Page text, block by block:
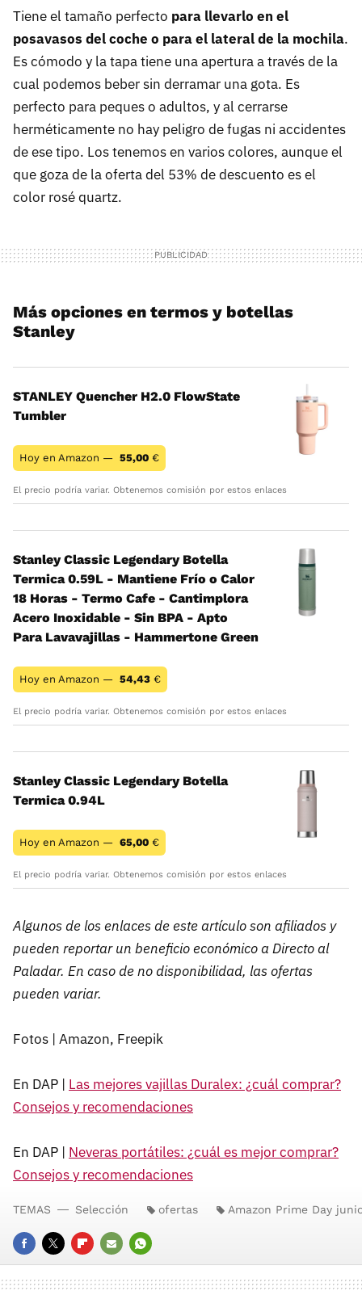
Tiene el tamaño perfecto para llevarlo en el
posavasos del coche o para el lateral de la mochila.
Es cómodo y la tapa tiene una apertura a través de la
cual podemos beber sin derramar una gota. Es
perfecto para peques o adultos, y al cerrarse
herméticamente no hay peligro de fugas ni accidentes
de ese tipo. Los tenemos en varios colores, aunque el
que goza de la oferta del 53% de descuento es el
color rosé quartz.
Más opciones en termos y botellas
Stanley
STANLEY Quencher H2.0 FlowState
Tumbler
Hoy en Amazon — 55,00 €
El precio podría variar. Obtenemos comisión por estos enlaces
Stanley Classic Legendary Botella
Termica 0.59L - Mantiene Frío o Calor
18 Horas - Termo Cafe - Cantimplora
Acero Inoxidable - Sin BPA - Apto
Para Lavavajillas - Hammertone Green
Hoy en Amazon — 54,43 €
El precio podría variar. Obtenemos comisión por estos enlaces
Stanley Classic Legendary Botella
Termica 0.94L
Hoy en Amazon — 65,00 €
El precio podría variar. Obtenemos comisión por estos enlaces
Algunos de los enlaces de este artículo son afiliados y
pueden reportar un beneficio económico a Directo al
Paladar. En caso de no disponibilidad, las ofertas
pueden variar.
Fotos | Amazon, Freepik
En DAP | Las mejores vajillas Duralex: ¿cuál comprar?
Consejos y recomendaciones
En DAP | Neveras portátiles: ¿cuál es mejor comprar?
Consejos y recomendaciones
FACEBOOK
TWITTERFLIPBOARD
E-
MAIL
WHATSAPP
TEMAS Selección ofertas Amazon Prime Day